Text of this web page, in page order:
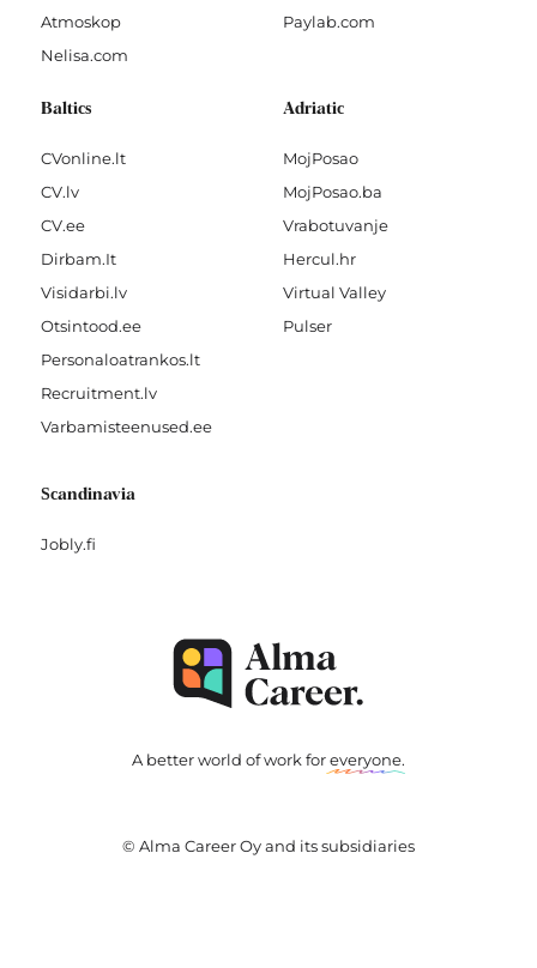
Atmoskop
Nelisa.com
Paylab.com
Baltics
CVonline.lt
CV.lv
CV.ee
Dirbam.It
Visidarbi.lv
Otsintood.ee
Personaloatrankos.lt
Recruitment.lv
Varbamisteenused.ee
Adriatic
MojPosao
MojPosao.ba
Vrabotuvanje
Hercul.hr
Virtual Valley
Pulser
Scandinavia
Jobly.fi
A better world of work foreveryone.
© Alma Career Oy and its subsidiaries